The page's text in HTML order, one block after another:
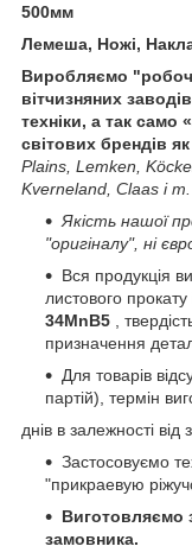
500мм
Лемеша, Ножі,
Виробляємо
вітчизняних
техніки, а так само
світових брендів
Plains, Lemken,
Kverneland, Claas і
Якість нашої
"оригіналу", ні
Вся продукція
листового прокату
34MnB5 ,
призначення
Для товарів
партій), термін
днів в залежності від
Застосовуємо
"прикраевую
Виготовляємо
замовника.